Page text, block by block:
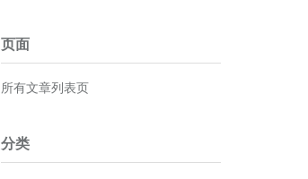
页面
所有文章列表页
分类